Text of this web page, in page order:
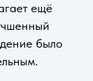
ещё
было